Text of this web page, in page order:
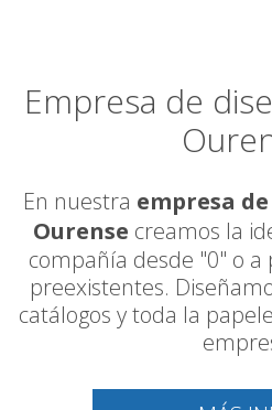
Empresa de
En nuestra empresa
Ourense creamos la
compañía desde "0" o
preexistentes.
catálogos y toda la